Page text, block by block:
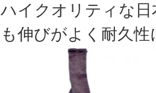
ハイクオリティな
も伸びがよく耐久